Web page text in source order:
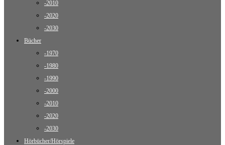
-2010
-2020
-2030
Bücher
-1970
-1980
-1990
-2000
-2010
-2020
-2030
Hörbücher/Hörspiele